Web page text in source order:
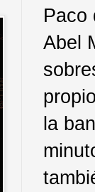
Paco
Abel
la